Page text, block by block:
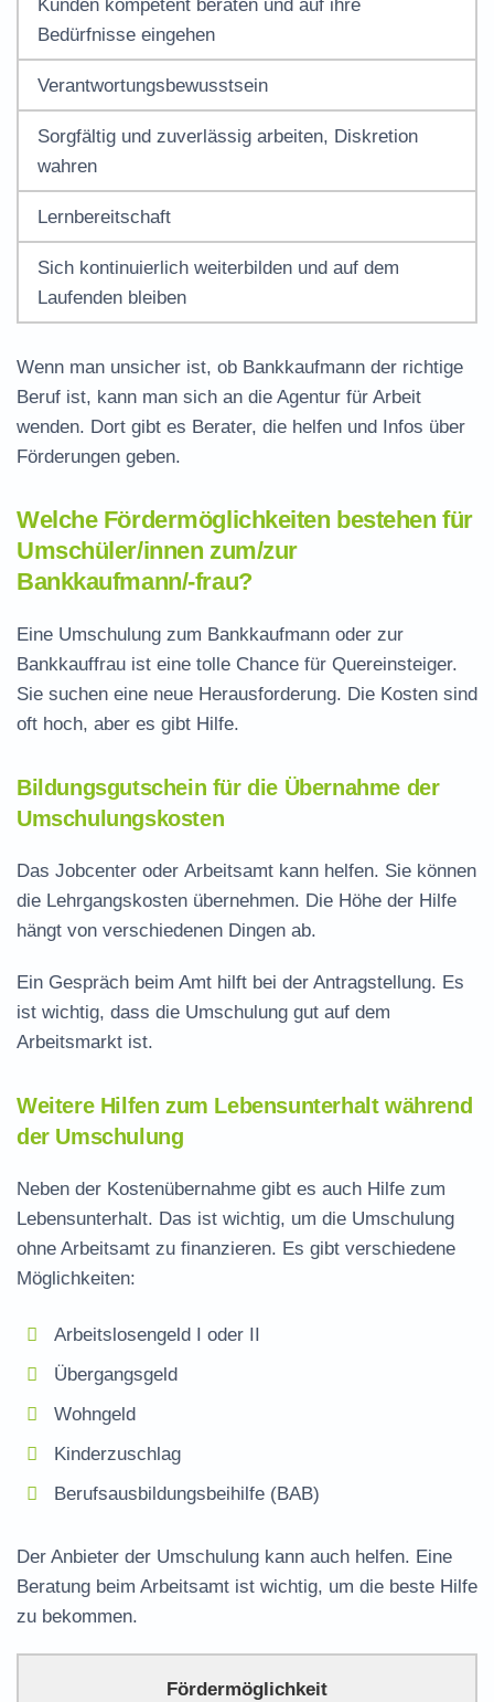
Kunden kompetent beraten und auf ihre
Bedürfnisse eingehen
Verantwortungsbewusstsein
Sorgfältig und zuverlässig arbeiten, Diskretion
wahren
Lernbereitschaft
Sich kontinuierlich weiterbilden und auf dem
Laufenden bleiben
Wenn man unsicher ist, ob Bankkaufmann der richtige
Beruf ist, kann man sich an die Agentur für Arbeit
wenden. Dort gibt es Berater, die helfen und Infos über
Förderungen geben.
Welche Fördermöglichkeiten bestehen für
Umschüler/innen zum/zur
Bankkaufmann/-frau?
Eine Umschulung zum Bankkaufmann oder zur
Bankkauffrau ist eine tolle Chance für Quereinsteiger.
Sie suchen eine neue Herausforderung. Die Kosten sind
oft hoch, aber es gibt Hilfe.
Bildungsgutschein für die Übernahme der
Umschulungskosten
Das Jobcenter oder Arbeitsamt kann helfen. Sie können
die Lehrgangskosten übernehmen. Die Höhe der Hilfe
hängt von verschiedenen Dingen ab.
Ein Gespräch beim Amt hilft bei der Antragstellung. Es
ist wichtig, dass die Umschulung gut auf dem
Arbeitsmarkt ist.
Weitere Hilfen zum Lebensunterhalt während
der Umschulung
Neben der Kostenübernahme gibt es auch Hilfe zum
Lebensunterhalt. Das ist wichtig, um die Umschulung
ohne Arbeitsamt zu finanzieren. Es gibt verschiedene
Möglichkeiten:
Arbeitslosengeld I oder II
Übergangsgeld
Wohngeld
Kinderzuschlag
Berufsausbildungsbeihilfe (BAB)
Der Anbieter der Umschulung kann auch helfen. Eine
Beratung beim Arbeitsamt ist wichtig, um die beste Hilfe
zu bekommen.
Fördermöglichkeit